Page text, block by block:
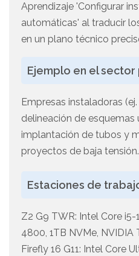
Aprendizaje 'Configurar
automáticas' al traducir
en un plano técnico
Ejemplo en el
Empresas instaladoras
delineación de esquemas
implantación de tubos y
proyectos de baja tensión.
Estaciones de
Z2 G9 TWR: Intel Core
4800, 1TB NVMe, NVIDIA
Firefly 16 G11: Intel Core